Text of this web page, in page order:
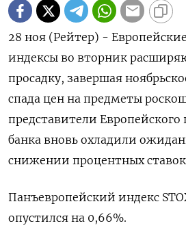
28 ноя (Рейтер) -
индексы во вторник
просадку, завершая
спада цен на предметы
представители Европейского
банка вновь охладили
снижении процентных
Панъевропейский индекс
опустился на 0,66%.